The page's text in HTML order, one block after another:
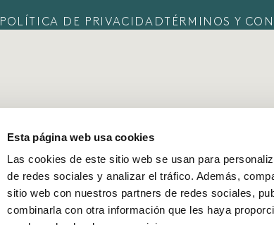
Esta página web usa cookies
Las cookies de este sitio web se usan para
de redes sociales y analizar el tráfico. Además,
sitio web con nuestros partners de redes sociales,
combinarla con otra información que les haya
POLÍTICA DE PRIVACIDADTÉRMINOS Y